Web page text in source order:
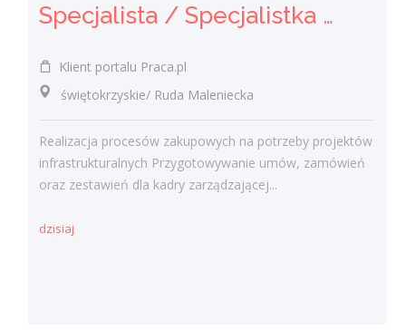
Specjalista / Specjalistka ds. Zakupów
Klient portalu Praca.pl
świętokrzyskie/ Ruda Maleniecka
Realizacja procesów zakupowych na potrzeby projektów
infrastrukturalnych Przygotowywanie umów, zamówień
oraz zestawień dla kadry zarządzającej...
dzisiaj